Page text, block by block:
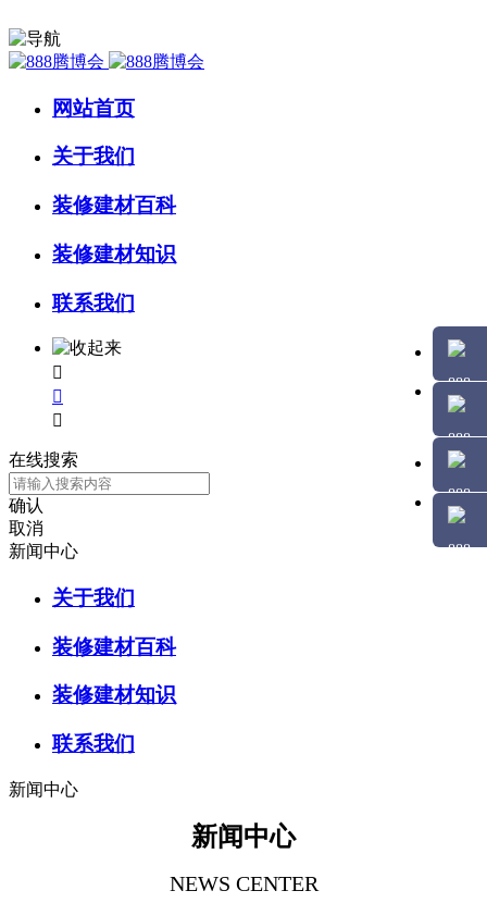
网站首页
关于我们
装修建材百科
装修建材知识
联系我们



在线搜索
确认
取消
新闻中心
关于我们
装修建材百科
装修建材知识
联系我们
新闻中心
新闻中心
NEWS CENTER